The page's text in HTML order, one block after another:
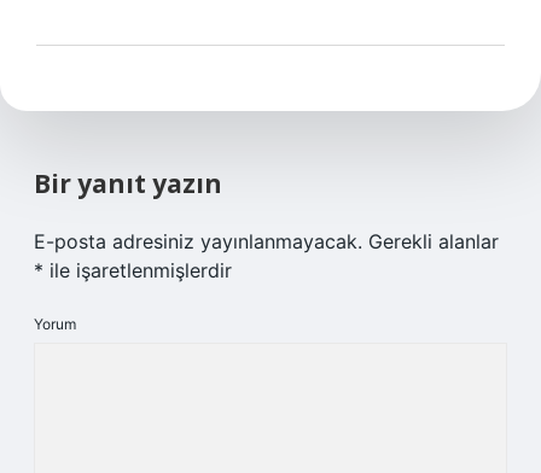
Bir yanıt yazın
E-posta adresiniz yayınlanmayacak. Gerekli alanlar
* ile işaretlenmişlerdir
Yorum